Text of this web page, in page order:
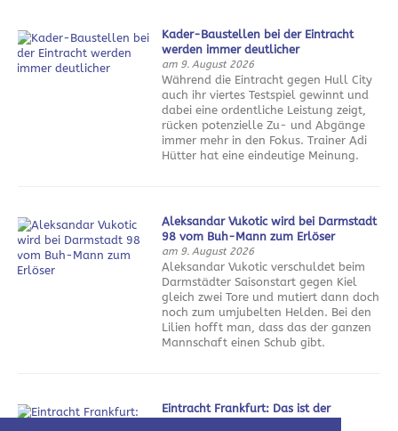
Kader-Baustellen bei der Eintracht
werden immer deutlicher
am 9. August 2026
Während die Eintracht gegen Hull City
auch ihr viertes Testspiel gewinnt und
dabei eine ordentliche Leistung zeigt,
rücken potenzielle Zu- und Abgänge
immer mehr in den Fokus. Trainer Adi
Hütter hat eine eindeutige Meinung.
Aleksandar Vukotic wird bei Darmstadt
98 vom Buh-Mann zum Erlöser
am 9. August 2026
Aleksandar Vukotic verschuldet beim
Darmstädter Saisonstart gegen Kiel
gleich zwei Tore und mutiert dann doch
noch zum umjubelten Helden. Bei den
Lilien hofft man, dass das der ganzen
Mannschaft einen Schub gibt.
Eintracht Frankfurt: Das ist der